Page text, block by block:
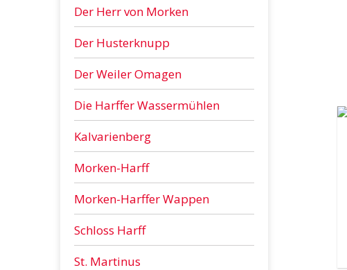
Der Herr von Morken
Der Husterknupp
Der Weiler Omagen
Die Harffer Wassermühlen
Kalvarienberg
Morken-Harff
Morken-Harffer Wappen
Schloss Harff
St. Martinus